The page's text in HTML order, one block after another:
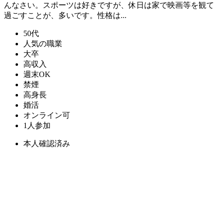
んなさい。スポーツは好きですが、休日は家で映画等を観て
過ごすことが、多いです。性格は...
50代
人気の職業
大卒
高収入
週末OK
禁煙
高身長
婚活
オンライン可
1人参加
本人確認済み